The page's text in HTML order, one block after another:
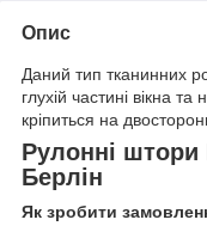
Опис
Даний тип тканинних
глухій частині вікна
кріпиться на
Рулонні штори
Берлін
Як зробити